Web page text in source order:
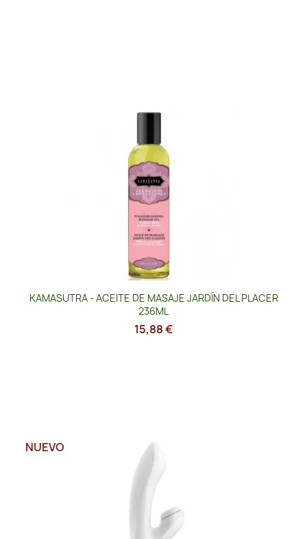
KAMASUTRA - ACEITE DE MASAJE JARDÍN DEL PLACER
236ML
15,88 €
NUEVO